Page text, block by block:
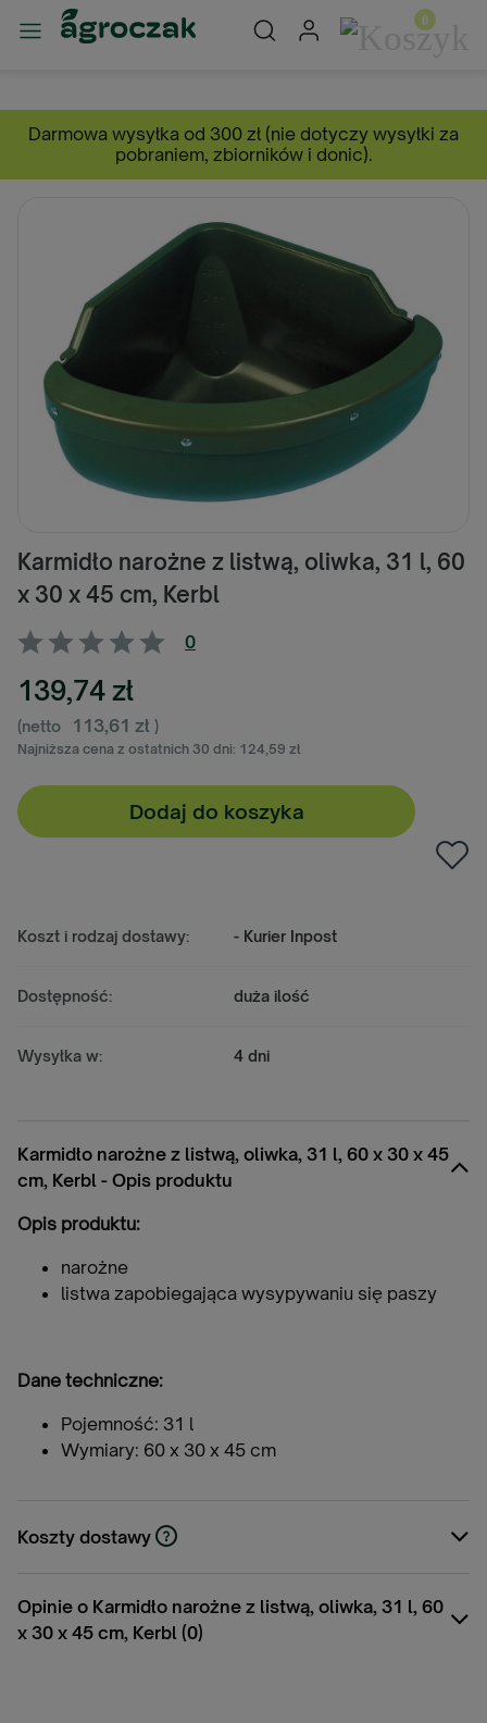
Darmowa wysyłka od 300 zł (nie dotyczy wysyłki za
pobraniem, zbiorników i donic).
Karmidło narożne z listwą, oliwka, 31 l, 60
x 30 x 45 cm, Kerbl
0
139,74 zł
(netto 113,61 zł )
Najniższa cena z ostatnich 30 dni: 124,59 zł
Dodaj do koszyka
Koszt i rodzaj dostawy: - Kurier Inpost
Dostępność: duża ilość
Wysyłka w: 4 dni
Karmidło narożne z listwą, oliwka, 31 l, 60 x 30 x 45
cm, Kerbl - Opis produktu
Opis produktu:
narożne
listwa zapobiegająca wysypywaniu się paszy
Dane techniczne:
Pojemność: 31 l
Wymiary: 60 x 30 x 45 cm
Koszty dostawy
Cena nie zawiera ewentualnych kosztów
Opinie o Karmidło narożne z listwą, oliwka, 31 l, 60
x 30 x 45 cm, Kerbl (0)